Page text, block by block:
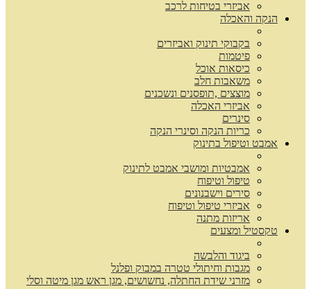
אביזרי בטיחות לרכב
הנקה והאכלה
בקבוקי תינוק ואביזרים
פיטמות
כיסאות אוכל
משאבות חלב
מוצצים ,תופסנים ונשכנים
אביזרי האכלה
סינרים
כריות הנקה וסינרי הנקה
אמבט וטיפול בתינוק
אמבטיות ומושבי אמבט לתינוק
טיפול וטיפוח
סירים וישבנונים
אביזרי טיפול וטיפוח
אריזות מתנה
טקסטיל ומצעים
ביגוד והלבשה
מגבות וחיתולי טטרה במבוק ופלנל
מזרני שידת החתלה, נחשושים, מגן ראש מגן מיטה וסלי